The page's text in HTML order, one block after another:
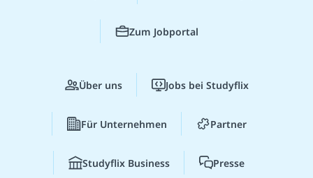
Zum Jobportal
Über uns Jobs bei Studyflix
Für Unternehmen Partner
Studyflix Business Presse